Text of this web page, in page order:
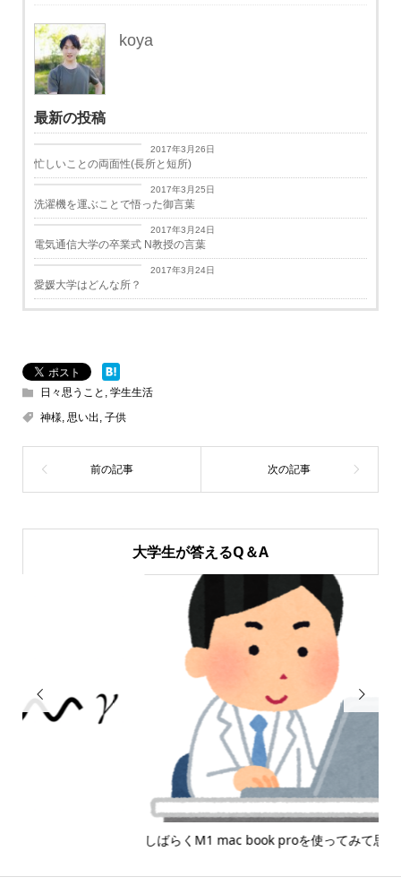
koya
最新の投稿
2017年3月26日
忙しいことの両面性(長所と短所)
日々思うこと
2017年3月25日
洗濯機を運ぶことで悟った御言葉
学生生活
2017年3月24日
電気通信大学の卒業式 N教授の言葉
学生生活
2017年3月24日
愛媛大学はどんな所？
日々思うこと , 学生生活
神様, 思い出, 子供
大学生が答えるQ＆A

しばらくM1 mac book proを使ってみて思ったこと
